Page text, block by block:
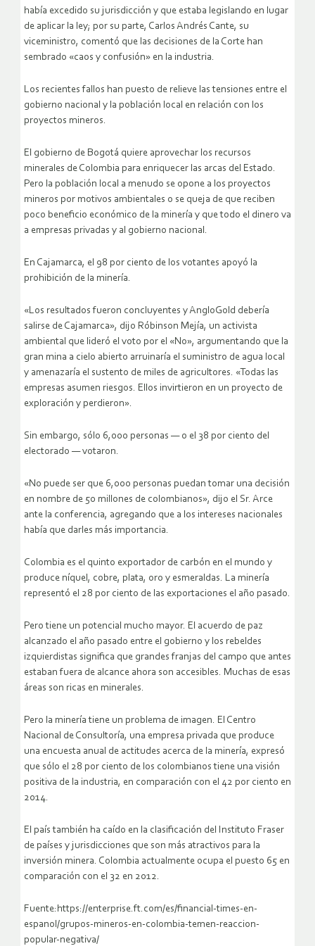
había excedido su jurisdicción y que estaba legislando en lugar
de aplicar la ley; por su parte, Carlos Andrés Cante, su
viceministro, comentó que las decisiones de la Corte han
sembrado «caos y confusión» en la industria.
Los recientes fallos han puesto de relieve las tensiones entre el
gobierno nacional y la población local en relación con los
proyectos mineros.
El gobierno de Bogotá quiere aprovechar los recursos
minerales de Colombia para enriquecer las arcas del Estado.
Pero la población local a menudo se opone a los proyectos
mineros por motivos ambientales o se queja de que reciben
poco beneficio económico de la minería y que todo el dinero va
a empresas privadas y al gobierno nacional.
En Cajamarca, el 98 por ciento de los votantes apoyó la
prohibición de la minería.
«Los resultados fueron concluyentes y AngloGold debería
salirse de Cajamarca», dijo Róbinson Mejía, un activista
ambiental que lideró el voto por el «No», argumentando que la
gran mina a cielo abierto arruinaría el suministro de agua local
y amenazaría el sustento de miles de agricultores. «Todas las
empresas asumen riesgos. Ellos invirtieron en un proyecto de
exploración y perdieron».
Sin embargo, sólo 6,000 personas — o el 38 por ciento del
electorado — votaron.
«No puede ser que 6,000 personas puedan tomar una decisión
en nombre de 50 millones de colombianos», dijo el Sr. Arce
ante la conferencia, agregando que a los intereses nacionales
había que darles más importancia.
Colombia es el quinto exportador de carbón en el mundo y
produce níquel, cobre, plata, oro y esmeraldas. La minería
representó el 28 por ciento de las exportaciones el año pasado.
Pero tiene un potencial mucho mayor. El acuerdo de paz
alcanzado el año pasado entre el gobierno y los rebeldes
izquierdistas significa que grandes franjas del campo que antes
estaban fuera de alcance ahora son accesibles. Muchas de esas
áreas son ricas en minerales.
Pero la minería tiene un problema de imagen. El Centro
Nacional de Consultoría, una empresa privada que produce
una encuesta anual de actitudes acerca de la minería, expresó
que sólo el 28 por ciento de los colombianos tiene una visión
positiva de la industria, en comparación con el 42 por ciento en
2014.
El país también ha caído en la clasificación del Instituto Fraser
de países y jurisdicciones que son más atractivos para la
inversión minera. Colombia actualmente ocupa el puesto 65 en
comparación con el 32 en 2012.
Fuente:https://enterprise.ft.com/es/financial-times-en-
espanol/grupos-mineros-en-colombia-temen-reaccion-
popular-negativa/